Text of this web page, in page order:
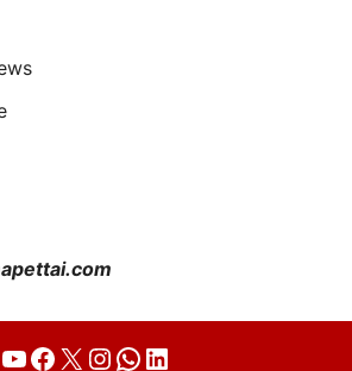
YouTube
Facebook
X Instagram
WhatsApp
LinkedIn